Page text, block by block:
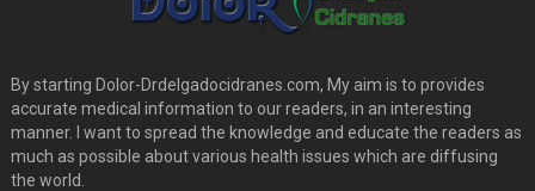
By starting Dolor-Drdelgadocidranes.com, My aim is to provides
accurate medical information to our readers, in an interesting
manner. I want to spread the knowledge and educate the readers as
much as possible about various health issues which are diffusing
the world.